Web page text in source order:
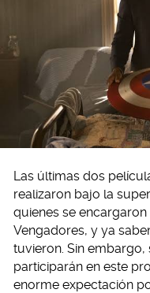
Las últimas dos
realizaron bajo la
quienes se
Vengadores, y ya
tuvieron. Sin
participarán en este
enorme expectación